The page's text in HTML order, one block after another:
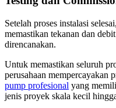
Setelah proses instalasi
memastikan tekanan dan
direncanakan.
Untuk memastikan seluruh
perusahaan mempercayakan
pump profesional yang
jenis proyek skala kecil